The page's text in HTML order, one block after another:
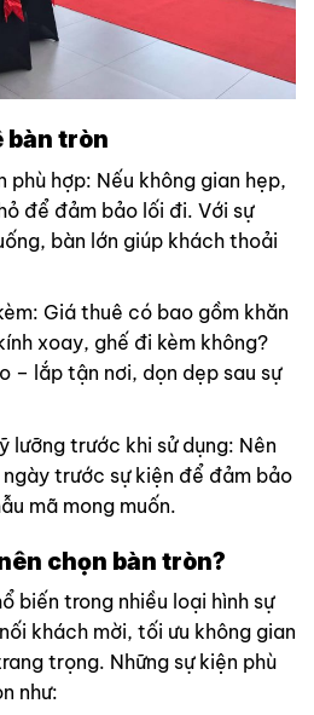
bàn tròn
phù hợp: Nếu không gian hẹp,
để đảm bảo lối đi. Với sự
bàn lớn giúp khách thoải
Giá thuê có bao gồm khăn
xoay, ghế đi kèm không?
– lắp tận nơi, dọn dẹp sau sự
lưỡng trước khi sử dụng: Nên
trước sự kiện để đảm bảo
mã mong muốn.
chọn bàn tròn?
biến trong nhiều loại hình sự
khách mời, tối ưu không gian
trọng. Những sự kiện phù
như: